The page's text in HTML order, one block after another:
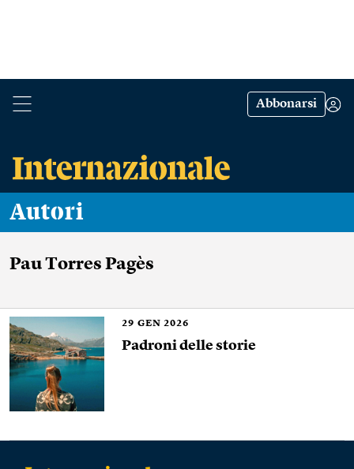
Abbonarsi
Autori
Pau Torres Pagès
29 GEN 2026
Padroni delle storie